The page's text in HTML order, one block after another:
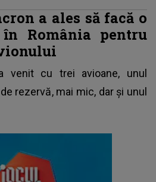
a ales să facă o
România pentru
venit cu trei avioane, unul
rezervă, mai mic, dar și unul